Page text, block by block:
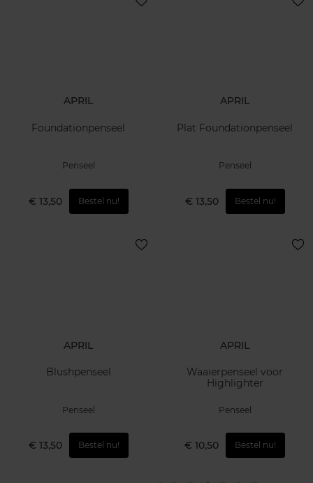
APRIL
Foundationpenseel
Penseel
€ 13,50 Bestel nu!
APRIL
Plat Foundationpenseel
Penseel
€ 13,50 Bestel nu!
APRIL
Blushpenseel
Penseel
€ 13,50 Bestel nu!
APRIL
Waaierpenseel voor
Highlighter
Penseel
€ 10,50 Bestel nu!